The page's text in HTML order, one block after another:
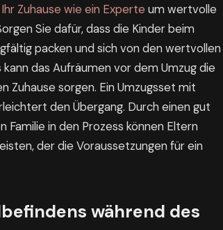
Zuhause wie ein Experte um wertvolle
Sie dafür, dass die Kinder beim
packen und sich von den wertvollen
das Aufräumen vor dem Umzug die
Zuhause sorgen. Ein Umzugsset mit
den Übergang. Durch einen gut
in den Prozess können Eltern
der die Voraussetzungen für ein
während des